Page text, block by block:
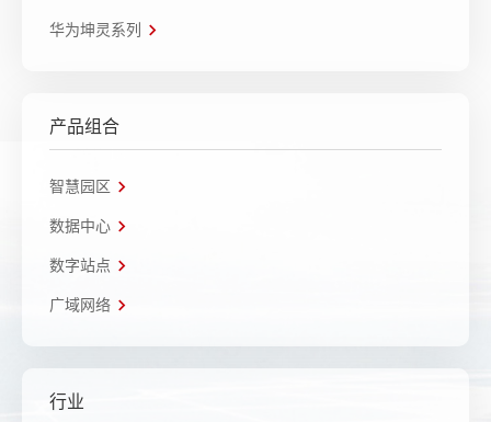
华为坤灵系列
产品组合
智慧园区
数据中心
数字站点
广域网络
行业